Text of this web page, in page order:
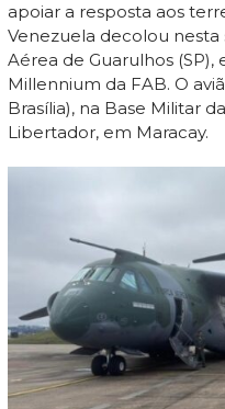
apoiar a resposta aos
Venezuela decolou nesta
Aérea de Guarulhos (SP),
Millennium da FAB. O
Brasília), na Base Militar
Libertador, em Maracay.